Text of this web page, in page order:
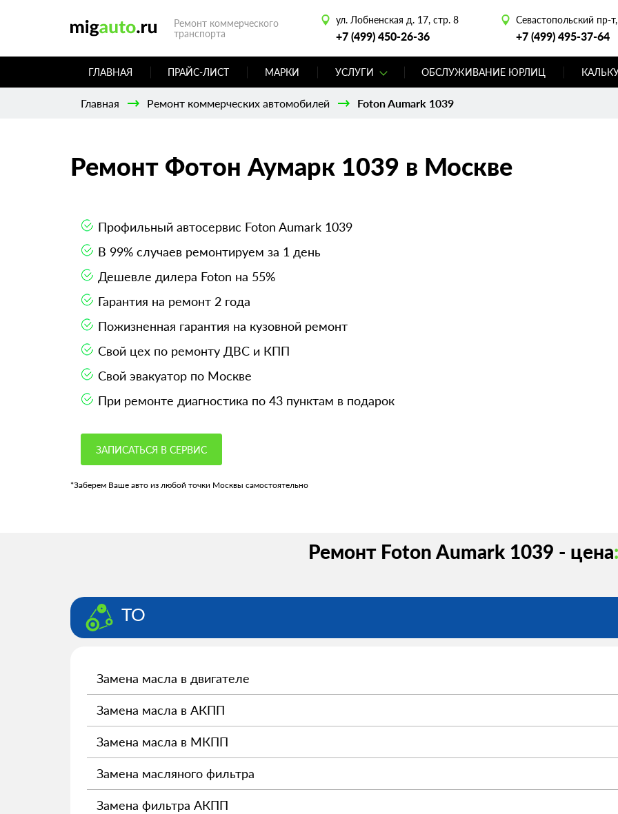
Ремонт коммерческого
транспорта
ул. Лобненская д. 17, стр. 8
+7 (499) 450-26-36
Севастопольский пр-
+7 (499) 495-37-64
ГЛАВНАЯ ПРАЙС-ЛИСТ МАРКИ УСЛУГИ ОБСЛУЖИВАНИЕ ЮРЛИЦ
Главная Ремонт коммерческих автомобилей Foton Aumark 1039
Ремонт Фотон Аумарк 1039 в Москве
Профильный автосервис Foton Aumark 1039
В 99% случаев ремонтируем за 1 день
Дешевле дилера Foton на 55%
Гарантия на ремонт 2 года
Пожизненная гарантия на кузовной ремонт
Свой цех по ремонту ДВС и КПП
Свой эвакуатор по Москве
При ремонте диагностика по 43 пунктам в подарок
ЗАПИСАТЬСЯ В СЕРВИС
*Заберем Ваше авто из любой точки Москвы самостоятельно
Ремонт Foton Aumark 1039 - цена:
ТО
Замена масла в двигателе
Замена масла в АКПП
Замена масла в МКПП
Замена масляного фильтра
Замена фильтра АКПП